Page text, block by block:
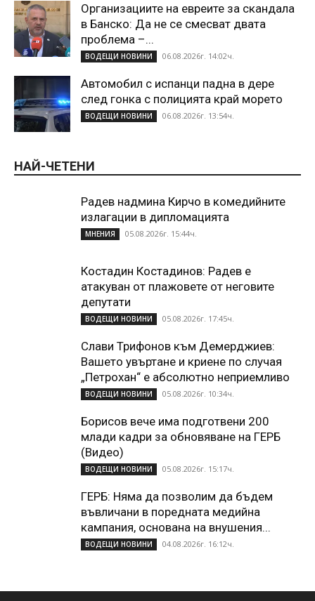
Организациите на евреите за скандала
в Банско: Да не се смесват двата
проблема –...
ВОДЕЩИ НОВИНИ 06.08.2026г. 14:02ч.
Автомобил с испанци падна в дере
след гонка с полицията край морето
ВОДЕЩИ НОВИНИ 06.08.2026г. 13:54ч.
НАЙ-ЧЕТЕНИ
Радев надмина Кирчо в комедийните
излагации в дипломацията
МНЕНИЯ 05.08.2026г. 15:44ч.
Костадин Костадинов: Радев е
атакуван от плажoвете от неговите
депутати
ВОДЕЩИ НОВИНИ 05.08.2026г. 17:45ч.
Слави Трифонов към Демерджиев:
Вашето увъртане и криене по случая
„Петрохан“ е абсолютно неприемливо
ВОДЕЩИ НОВИНИ 05.08.2026г. 10:34ч.
Борисов вече има подготвени 200
млади кадри за обновяване на ГЕРБ
(Видео)
ВОДЕЩИ НОВИНИ 05.08.2026г. 15:17ч.
ГЕРБ: Няма да позволим да бъдем
въвличани в поредната медийна
кампания, основана на внушения...
ВОДЕЩИ НОВИНИ 04.08.2026г. 16:12ч.